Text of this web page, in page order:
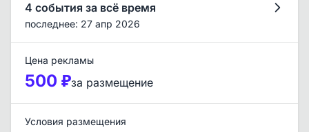
4 события за всё время
последнее: 27 апр 2026
Цена рекламы
500 ₽за размещение
Условия размещения